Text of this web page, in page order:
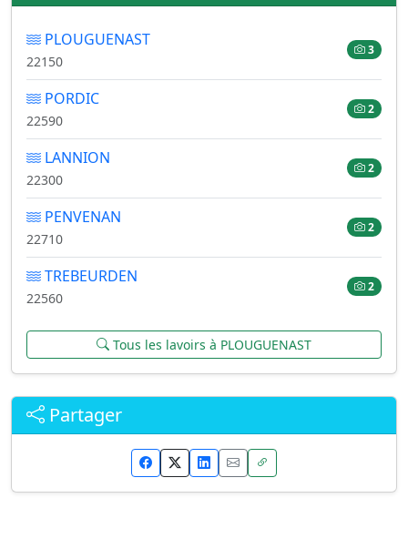
PLOUGUENAST
22150
3
PORDIC
22590
2
LANNION
22300
2
PENVENAN
22710
2
TREBEURDEN
22560
2
Tous les lavoirs à PLOUGUENAST
Partager